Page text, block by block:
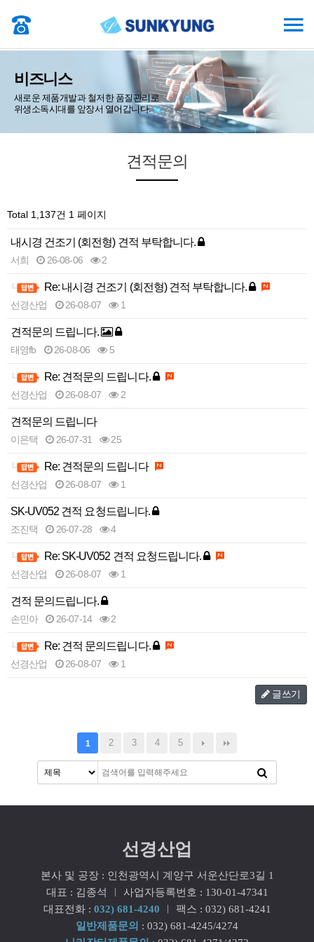
비즈니스
새로운 제품개발과 철저한 품질관리로
위생소독시대를 앞장서 열어갑니다.
견적문의
Total 1,137건 1 페이지
내시경 건조기 (회전형) 견적 부탁합니다.
서희 26-08-06 2
Re: 내시경 건조기 (회전형) 견적 부탁합니다.
선경산업 26-08-07 1
견적문의 드립니다.
태영fb 26-08-06 5
Re: 견적문의 드립니다.
선경산업 26-08-07 2
견적문의 드립니다
이은택 26-07-31 25
Re: 견적문의 드립니다
선경산업 26-08-07 1
SK-UV052 견적 요청드립니다.
조진택 26-07-28 4
Re: SK-UV052 견적 요청드립니다.
선경산업 26-08-07 1
견적 문의드립니다.
손민아 26-07-14 2
Re: 견적 문의드립니다.
선경산업 26-08-07 1
글쓰기
1 2 3 4 5
선경산업
본사 및 공장 : 인천광역시 계양구 서운산단로3길 1
대표 : 김종석
사업자등록번호 : 130-01-47341
대표전화 : 032) 681-4240
팩스 : 032) 681-4241
일반제품문의 : 032) 681-4245/4274